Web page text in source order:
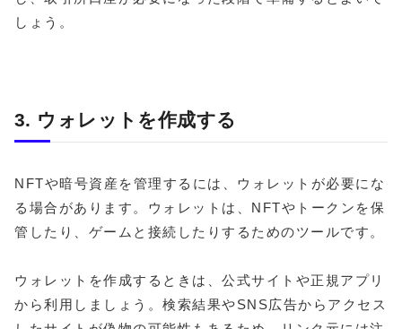
しょう。
3. ウォレットを作成する
NFTや暗号資産を管理するには、ウォレットが必要にな
る場合があります。ウォレットは、NFTやトークンを保
管したり、ゲームと接続したりするためのツールです。
ウォレットを作成するときは、公式サイトや正規アプリ
から利用しましょう。検索結果やSNS広告からアクセス